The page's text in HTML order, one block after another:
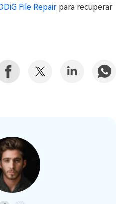
File Repair para recuperar